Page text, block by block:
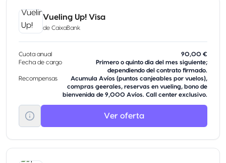
Vueling Up! Visa
de CaixaBank
Cuota anual
90,00 €
Fecha de cargo
Primero o quinto dia del mes siguiente;
dependiendo del contrato firmado.
Recompensas
Acumula Avíos (puntos canjeables por vuelos),
compras geerales, reservas en vueling, bono de
bienvenida de 9,000 Avíos. Call center exclusivo.
Ver oferta